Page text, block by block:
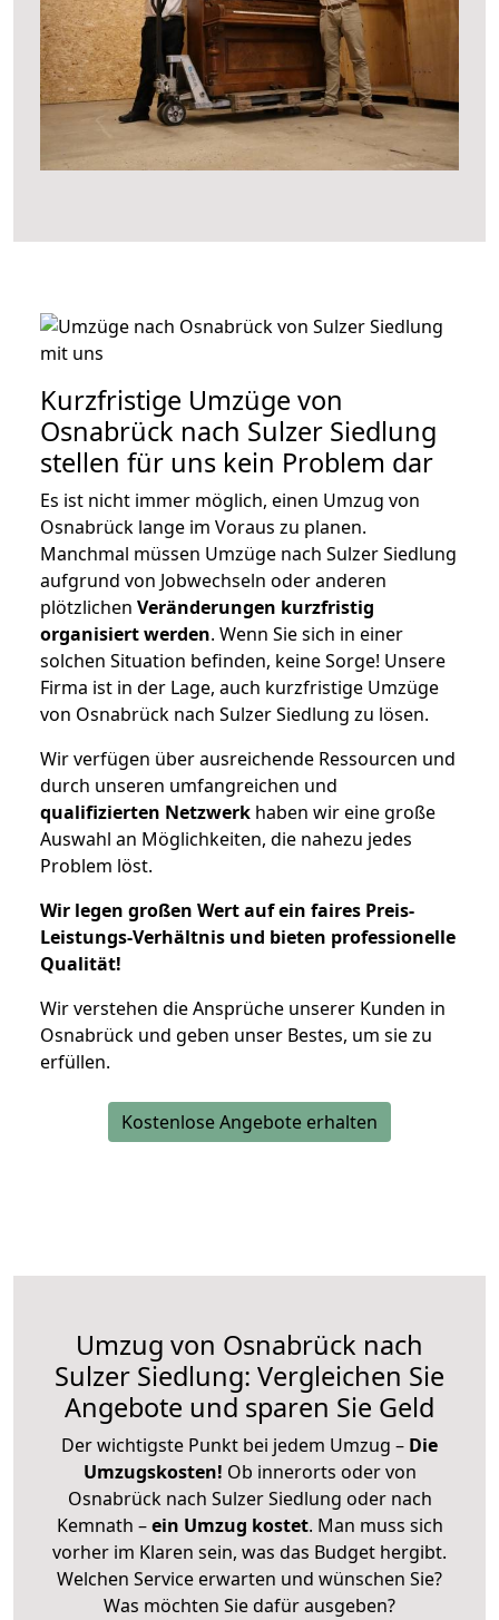
Kurzfristige Umzüge von
Osnabrück nach Sulzer Siedlung
stellen für uns kein Problem dar
Es ist nicht immer möglich, einen Umzug von
Osnabrück lange im Voraus zu planen.
Manchmal müssen Umzüge nach Sulzer Siedlung
aufgrund von Jobwechseln oder anderen
plötzlichen Veränderungen kurzfristig
organisiert werden. Wenn Sie sich in einer
solchen Situation befinden, keine Sorge! Unsere
Firma ist in der Lage, auch kurzfristige Umzüge
von Osnabrück nach Sulzer Siedlung zu lösen.
Wir verfügen über ausreichende Ressourcen und
durch unseren umfangreichen und
qualifizierten Netzwerk haben wir eine große
Auswahl an Möglichkeiten, die nahezu jedes
Problem löst.
Wir legen großen Wert auf ein faires Preis-
Leistungs-Verhältnis und bieten professionelle
Qualität!
Wir verstehen die Ansprüche unserer Kunden in
Osnabrück und geben unser Bestes, um sie zu
erfüllen.
Kostenlose Angebote erhalten
Umzug von Osnabrück nach
Sulzer Siedlung: Vergleichen Sie
Angebote und sparen Sie Geld
Der wichtigste Punkt bei jedem Umzug – Die
Umzugskosten! Ob innerorts oder von
Osnabrück nach Sulzer Siedlung oder nach
Kemnath –ein Umzug kostet. Man muss sich
vorher im Klaren sein, was das Budget hergibt.
Welchen Service erwarten und wünschen Sie?
Was möchten Sie dafür ausgeben?